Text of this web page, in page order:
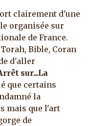
clairement d'une
organisée sur
de France.
Bible, Coran
d'aller
sur...La
que certains
la
mais que l'art
de